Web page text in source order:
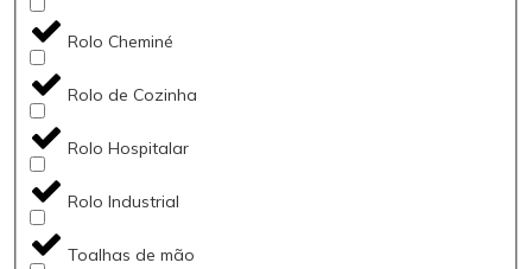
Rolo Cheminé
Rolo de Cozinha
Rolo Hospitalar
Rolo Industrial
Toalhas de mão